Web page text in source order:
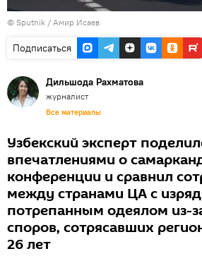
© Sputnik / Амир Исаев
Подписаться
Дильшода Рахматова
журналист
Все материалы
Узбекский эксперт
впечатлениями о
конференции и сравнил
между странами ЦА с
потрепанным одеялом из-
споров, сотрясавших
26 лет